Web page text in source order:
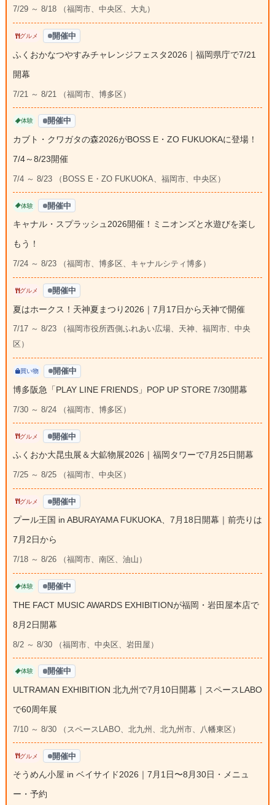
7/29 ～ 8/18 （福岡市、中央区、大丸）
グルメ 開催中
ふくおかなつやすみチャレンジフェスタ2026｜福岡県庁で7/21
開幕
7/21 ～ 8/21 （福岡市、博多区）
体験 開催中
カブト・クワガタの森2026がBOSS E・ZO FUKUOKAに登場！
7/4～8/23開催
7/4 ～ 8/23 （BOSS E・ZO FUKUOKA、福岡市、中央区）
体験 開催中
キャナル・スプラッシュ2026開催！ミニオンズと水遊びを楽し
もう！
7/24 ～ 8/23 （福岡市、博多区、キャナルシティ博多）
グルメ 開催中
夏はホークス！天神夏まつり2026｜7月17日から天神で開催
7/17 ～ 8/23 （福岡市役所西側ふれあい広場、天神、福岡市、中央
区）
買い物 開催中
博多阪急「PLAY LINE FRIENDS」POP UP STORE 7/30開幕
7/30 ～ 8/24 （福岡市、博多区）
グルメ 開催中
ふくおか大昆虫展＆大鉱物展2026｜福岡タワーで7月25日開幕
7/25 ～ 8/25 （福岡市、中央区）
グルメ 開催中
プール王国 in ABURAYAMA FUKUOKA、7月18日開幕｜前売りは
7月2日から
7/18 ～ 8/26 （福岡市、南区、油山）
体験 開催中
THE FACT MUSIC AWARDS EXHIBITIONが福岡・岩田屋本店で
8月2日開幕
8/2 ～ 8/30 （福岡市、中央区、岩田屋）
体験 開催中
ULTRAMAN EXHIBITION 北九州で7月10日開幕｜スペースLABO
で60周年展
7/10 ～ 8/30 （スペースLABO、北九州、北九州市、八幡東区）
グルメ 開催中
そうめん小屋 in ベイサイド2026｜7月1日〜8月30日・メニュ
ー・予約